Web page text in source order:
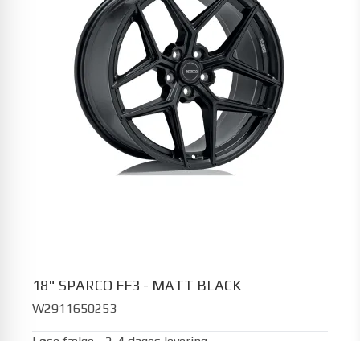
18" SPARCO FF3 - MATT BLACK
W2911650253